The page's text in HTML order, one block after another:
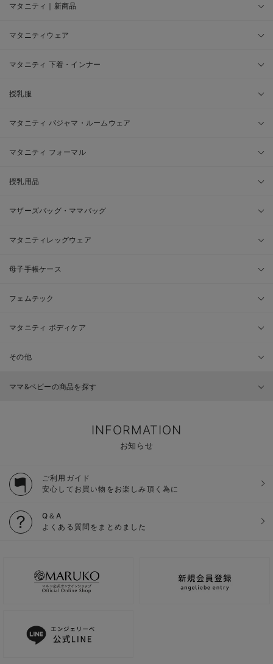
マタニティ｜新商品
マタニティウェア
マタニティ 下着・インナー
授乳服
マタニティ パジャマ・ルームウェア
マタニティ フォーマル
授乳用品
マザーズバッグ・ママバッグ
マタニティレッグウェア
母子手帳ケース
フェムテック
マタニティ ボディケア
その他
ママ&ベビーの商品を探す
INFORMATION
お知らせ
ご利用ガイド
安心してお買い物をお楽しみ頂く為に
Q＆A
よくある質問をまとめました